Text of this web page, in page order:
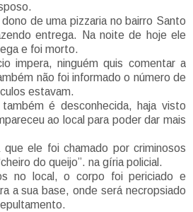
de uma pizzaria no bairro Santo
entrega. Na noite de hoje ele
e foi morto.
impera, ninguém quis comentar a
não foi informado o número de
estavam.
é desconhecida, haja visto
ao local para poder dar mais
ele foi chamado por criminosos
do queijo”. na gíria policial.
no local, o corpo foi periciado e
a sua base, onde será necropsiado